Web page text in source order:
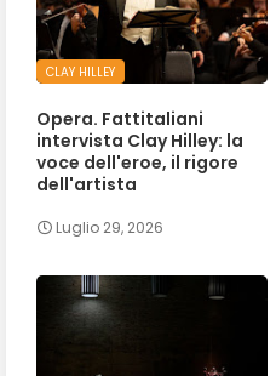
CLAY HILLEY
Opera. Fattitaliani
intervista Clay Hilley: la
voce dell'eroe, il rigore
dell'artista
Luglio 29, 2026